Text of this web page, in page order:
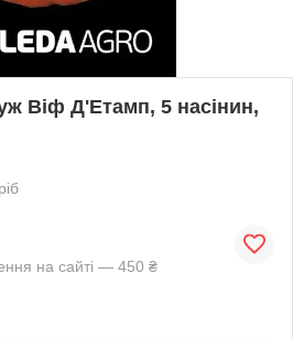
Віф Д'Етамп, 5 насінин,
на сайті — 450 ₴